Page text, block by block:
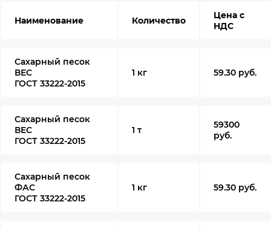
Наименование Количество
Цена с
НДС
Сахарный песок
ВЕС
ГОСТ 33222-2015
1 кг 59.30 руб.
Сахарный песок
ВЕС
ГОСТ 33222-2015
1 т
59300
руб.
Сахарный песок
ФАС
ГОСТ 33222-2015
1 кг 59.30 руб.